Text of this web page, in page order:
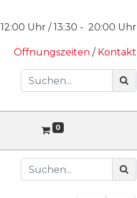
12:00 Uhr /13:30 - 20:00 Uhr
Öffnungszeiten / Kontakt
0